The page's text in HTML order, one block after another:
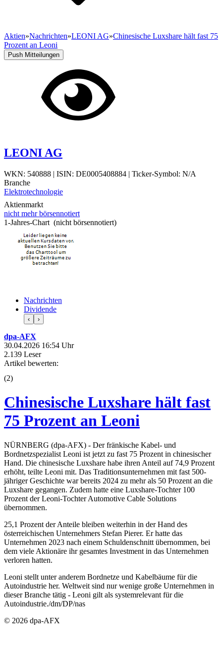
Aktien»Nachrichten»LEONI AG»Chinesische Luxshare hält fast 75
Prozent an Leoni
Push Mitteilungen
LEONI AG
WKN: 540888 | ISIN: DE0005408884 | Ticker-Symbol: N/A
Branche
Elektrotechnologie
Aktienmarkt
nicht mehr börsennotiert
1-Jahres-Chart (nicht börsennotiert)
Nachrichten
Dividende
‹ ›
dpa-AFX
30.04.2026 16:54 Uhr
2.139 Leser
Artikel bewerten:
(2)
Chinesische Luxshare hält fast
75 Prozent an Leoni
NÜRNBERG (dpa-AFX) - Der fränkische Kabel- und
Bordnetzspezialist Leoni ist jetzt zu fast 75 Prozent in chinesischer
Hand. Die chinesische Luxshare habe ihren Anteil auf 74,9 Prozent
erhöht, teilte Leoni mit. Das Traditionsunternehmen mit fast 500-
jähriger Geschichte war bereits 2024 zu mehr als 50 Prozent an die
Luxshare gegangen. Zudem hatte eine Luxshare-Tochter 100
Prozent der Leoni-Tochter Automotive Cable Solutions
übernommen.
25,1 Prozent der Anteile bleiben weiterhin in der Hand des
österreichischen Unternehmers Stefan Pierer. Er hatte das
Unternehmen 2023 nach einem Schuldenschnitt übernommen, bei
dem viele Aktionäre ihr gesamtes Investment in das Unternehmen
verloren hatten.
Leoni stellt unter anderem Bordnetze und Kabelbäume für die
Autoindustrie her. Weltweit sind nur wenige große Unternehmen in
dieser Branche tätig - Leoni gilt als systemrelevant für die
Autoindustrie./dm/DP/nas
© 2026 dpa-AFX